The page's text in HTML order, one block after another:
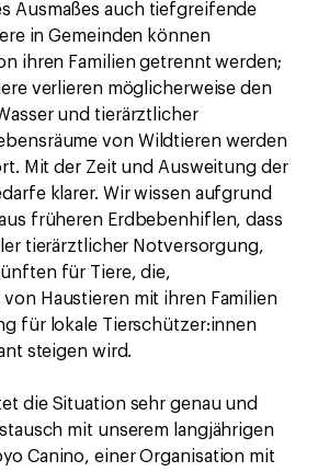
Ausmaßes auch tiefgreifende
in Gemeinden können
ihren Familien getrennt werden;
verlieren möglicherweise den
und tierärztlicher
von Wildtieren werden
Mit der Zeit und Ausweitung der
klarer. Wir wissen aufgrund
früheren Erdbebenhiflen, dass
tierärztlicher Notversorgung,
für Tiere, die,
Haustieren mit ihren Familien
für lokale Tierschützer:innen
steigen wird.
die Situation sehr genau und
mit unserem langjährigen
Canino, einer Organisation mit